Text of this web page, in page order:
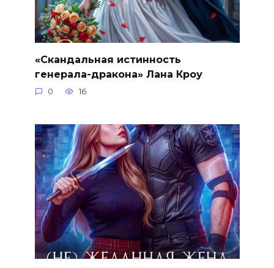
«Скандальная истинность
генерала-дракона» Лана Кроу
0 16